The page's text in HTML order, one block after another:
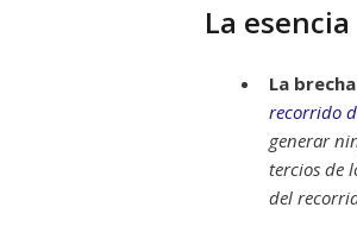
La esencia
La
recorrido
generar
tercios de
del